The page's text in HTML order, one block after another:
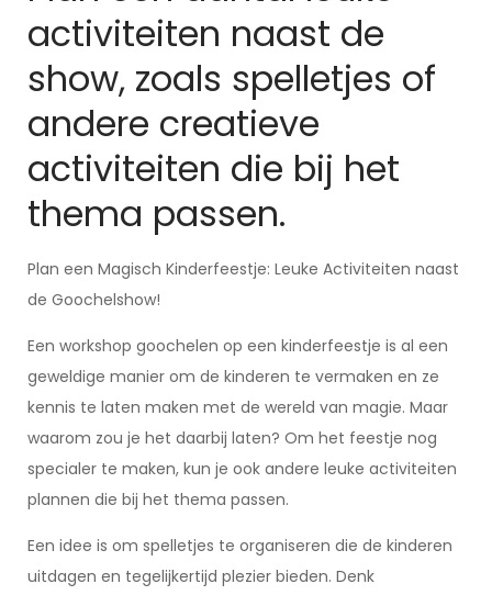
activiteiten naast de
show, zoals spelletjes of
andere creatieve
activiteiten die bij het
thema passen.
Plan een Magisch Kinderfeestje: Leuke Activiteiten naast
de Goochelshow!
Een workshop goochelen op een kinderfeestje is al een
geweldige manier om de kinderen te vermaken en ze
kennis te laten maken met de wereld van magie. Maar
waarom zou je het daarbij laten? Om het feestje nog
specialer te maken, kun je ook andere leuke activiteiten
plannen die bij het thema passen.
Een idee is om spelletjes te organiseren die de kinderen
uitdagen en tegelijkertijd plezier bieden. Denk